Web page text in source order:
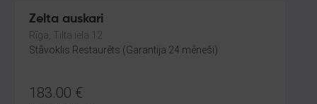
Zelta auskari
Rīga, Tilta iela 12
Stāvoklis Restaurēts (Garantija 24 mēneši)
183.00 €